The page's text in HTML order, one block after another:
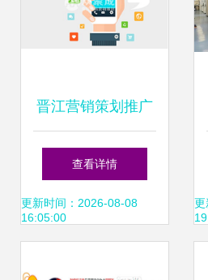
晋江营销策划推广
公司 科技赋能品牌
增长新引擎
查看详情
更新时间：2026-08-08
16:05:00
更